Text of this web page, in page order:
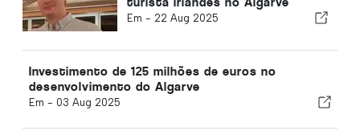
Em - 22 Aug 2025
Investimento de 125 milhões de euros no
desenvolvimento do Algarve
Em - 03 Aug 2025